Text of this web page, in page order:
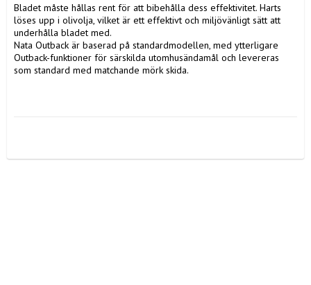
Bladet måste hållas rent för att bibehålla dess effektivitet. Harts
löses upp i olivolja, vilket är ett effektivt och miljövänligt sätt att
underhålla bladet med.
Nata Outback är baserad på standardmodellen, med ytterligare
Outback-funktioner för särskilda utomhusändamål och levereras
som standard med matchande mörk skida.